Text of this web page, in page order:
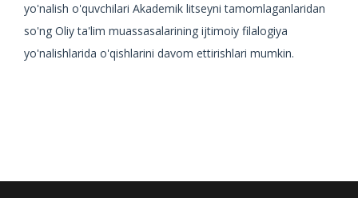
yo'nalish o'quvchilari Akademik litseyni tamomlaganlaridan
so'ng Oliy ta'lim muassasalarining ijtimoiy filalogiya
yo'nalishlarida o'qishlarini davom ettirishlari mumkin.